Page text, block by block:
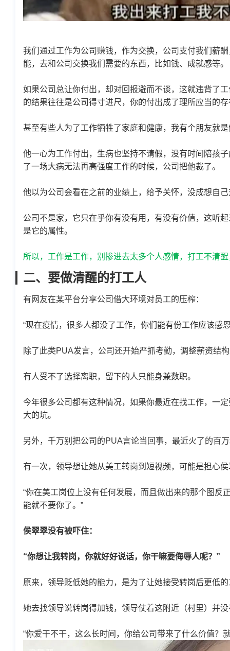
我们通过工作为公司赚钱，作为交换，公司支付我们薪
能，去和公司交换我们需要的东西，比如钱、成就感等。
如果公司总让你付出，却对回报避而不谈，这就违背了
的结果往往是公司得寸进尺，你的付出成了理所应当的
甚至有些人为了工作牺牲了家庭和健康，我有个朋友就
他一心为工作付出，生病也坚持不请假，没有时间陪孩
了一场大病无法再高强度工作的时候，公司把他裁了。
他以为公司会看在之前的业绩上，给予关怀，没成想自
公司不是家，它只在乎你有没有用，有没有价值，这听
是它的属性。
所以，工作是工作，别掺进去太多个人感情，打工不清
二、要做清醒的打工人
有网友在某平台分享公司借大环境对员工的压榨：
“现在疫情，很多人都没了工作，你们能有份工作应该感
除了此类PUA发言，公司还开始严抓考勤，调整薪资结
有人受不了选择离职，留下的人只能身兼数职。
今年很多公司都有这种情况，如果你最近在找工作，一
大的坑。
另外，千万别把公司的PUA言论当回事，最近火了的百
有一次，领导想让她从美工转岗到短视频，可能是担心
“你在美工岗位上没有任何发展，而且做出来的那个图
能就不要你了。”
侯翠翠没有被吓住：
“你想让我转岗，你就好好说话，你干嘛要侮辱人呢？”
原来，领导贬低她的能力，是为了让她接受转岗后更低
她去找领导说转岗得加钱，领导仗着这附近（村里）并
“你爱干不干，这么长时间，你给公司带来了什么价值？